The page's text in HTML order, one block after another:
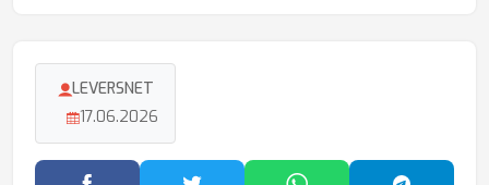
LEVERSNET
17.06.2026